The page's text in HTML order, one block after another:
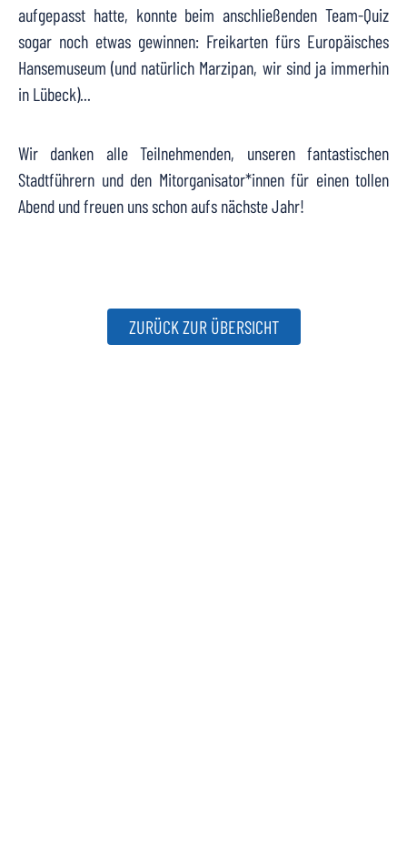
aufgepasst hatte, konnte beim anschließenden Team-Quiz
sogar noch etwas gewinnen: Freikarten fürs Europäisches
Hansemuseum (und natürlich Marzipan, wir sind ja immerhin
in Lübeck)...
Wir danken alle Teilnehmenden, unseren fantastischen
Stadtführern und den Mitorganisator*innen für einen tollen
Abend und freuen uns schon aufs nächste Jahr!
ZURÜCK ZUR ÜBERSICHT